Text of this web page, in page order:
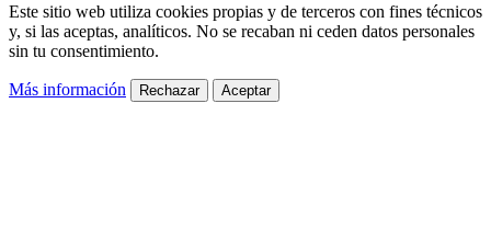
Este sitio web utiliza cookies propias y de terceros con fines técnicos
y, si las aceptas, analíticos. No se recaban ni ceden datos personales
sin tu consentimiento.
Más información Rechazar Aceptar